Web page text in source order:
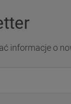
informacje o